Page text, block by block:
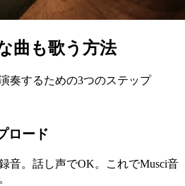
曲も歌う方法
奏するための3つのステップ
ロード
音。話し声でOK。これでMusci音